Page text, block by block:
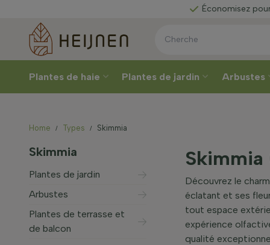
Économisez pour
Plantes de haie Plantes de jardin Arbustes
Home Types Skimmia
Skimmia
Plantes de jardin
Arbustes
Plantes de terrasse et
de balcon
Découvrez le
éclatant et ses
tout espace
expérience
qualité